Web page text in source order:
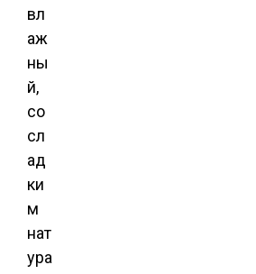
вл
аж
ны
й,
со
сл
ад
ки
м
нат
ура